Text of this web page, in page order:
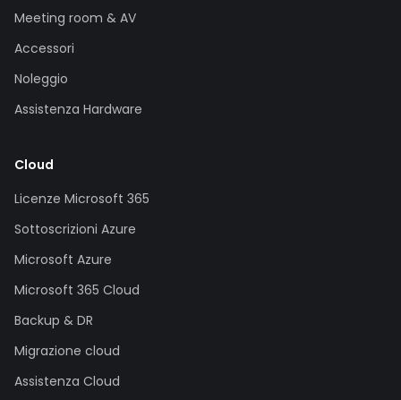
Meeting room & AV
Accessori
Noleggio
Assistenza Hardware
Cloud
Licenze Microsoft 365
Sottoscrizioni Azure
Microsoft Azure
Microsoft 365 Cloud
Backup & DR
Migrazione cloud
Assistenza Cloud